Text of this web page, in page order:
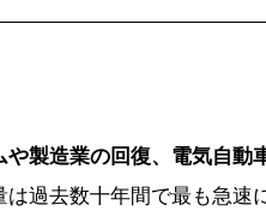
製造業の回復、電気自動
過去数十年間で最も急速